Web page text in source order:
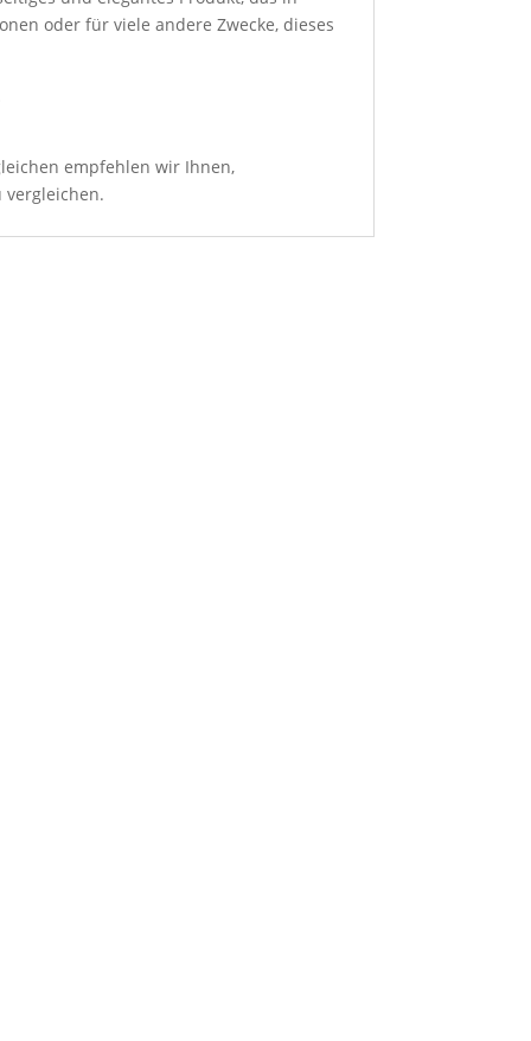
oder für viele andere Zwecke, dieses
empfehlen wir Ihnen,
vergleichen.